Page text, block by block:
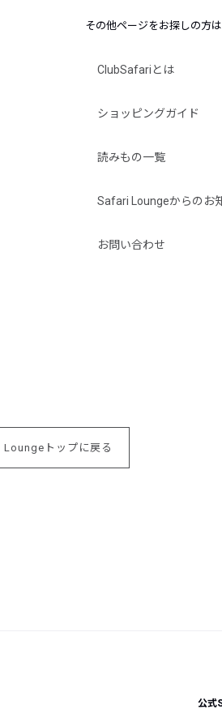
その他ページをお探しの方は
ClubSafariとは
ショッピングガイド
読みもの一覧
Safari Loungeからのお
お問い合わせ
トップに戻る
公式